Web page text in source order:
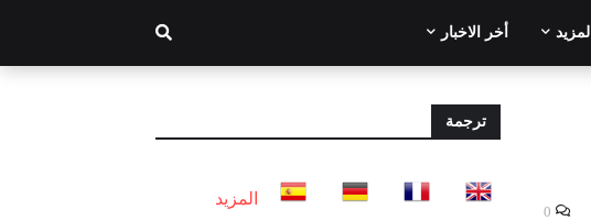
المزيد أخر الاخبار
0
ترجمة
المزيد